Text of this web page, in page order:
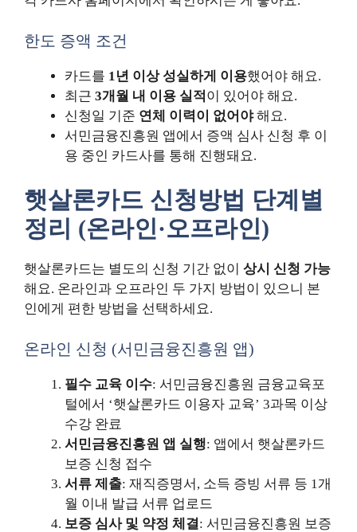
한도 증액 조건
카드를 1년 이상 성실하게 이용했어야 해요.
최근 3개월 내 이용 실적 이 있어야 해요.
신청일 기준 연체 이력이 없어야해요.
서민금융진흥원 앱에서 증액 심사 신청 후 이
용 중인 카드사를 통해 진행돼요.
햇살론카드 신청방법 단계별
정리 (온라인·오프라인)
햇살론카드는 별도의 신청 기간 없이 상시 신청 가능
해요. 온라인과 오프라인 두 가지 방법이 있으니 본
인에게 편한 방법을 선택하세요.
온라인 신청 (서민금융진흥원 앱)
필수 교육 이수: 서민금융진흥원 금융교육포
털에서 ‘햇살론카드 이용자 교육’ 3과목 이상
수강 완료
서민금융진흥원 앱 실행: 앱에서 햇살론카드
보증 신청 접수
서류 제출: 재직증명서, 소득 증빙 서류 등 1개
월 이내 발급 서류 업로드
보증 심사 및 약정 체결: 서민금융진흥원 보증